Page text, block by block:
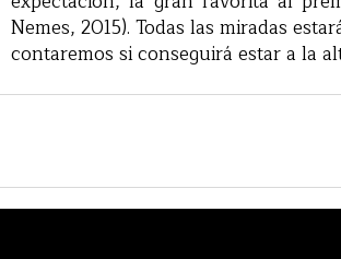
Nemes, 2015). Todas las miradas
contaremos si conseguirá estar a la